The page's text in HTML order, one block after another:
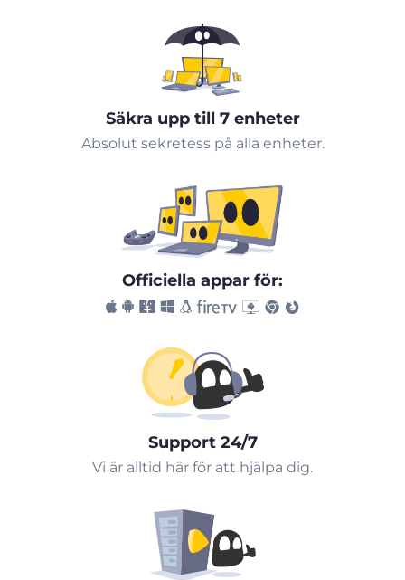
Säkra upp till 7 enheter
Absolut sekretess på alla enheter.
Officiella appar för:
Support 24/7
Vi är alltid här för att hjälpa dig.